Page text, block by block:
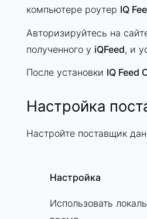
компьютере роутер IQ
Авторизируйтесь на
полученного у iQFeed, и
После установки IQ Feed
Настройка
Настройте поставщик
Настройка
Использовать